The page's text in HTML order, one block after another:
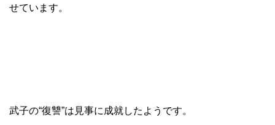
せています。
武子の“復讐”は見事に成就したようです。